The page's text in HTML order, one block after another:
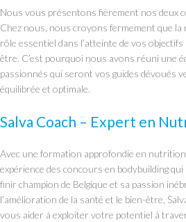
Nous vous présentons fièrement nos deux
Chez nous, nous croyons fermement que
rôle essentiel dans l’atteinte de vos
être. C’est pourquoi nous avons réuni une
passionnés qui seront vos guides dévoués
équilibrée et optimale.
Salva Coach – Expert en
Avec une formation approfondie en
expérience des concours en bodybuilding
finir champion de Belgique et sa passion
l’amélioration de la santé et le bien-être,
vous aider à exploiter votre potentiel à